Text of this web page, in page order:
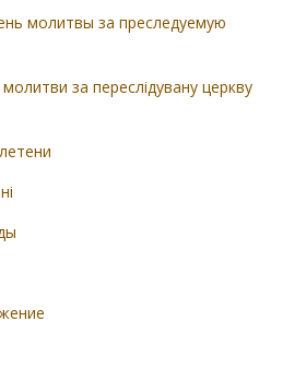
молитвы за преследуемую
за переслідувану церкву